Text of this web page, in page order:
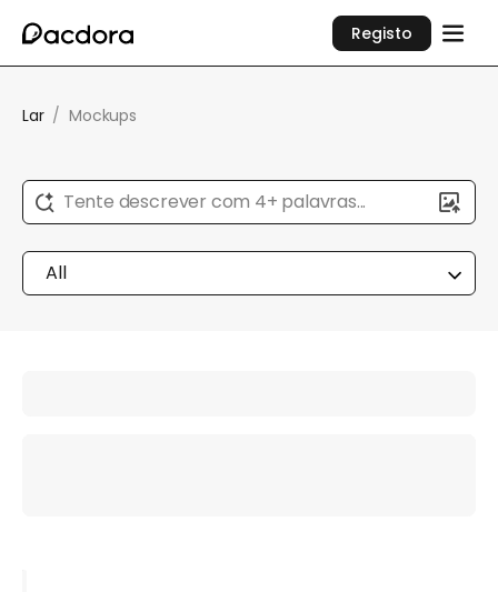
Registo
Lar / Mockups
Tente descrever com 4+ palavras...
All